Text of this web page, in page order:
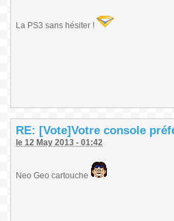
La PS3 sans hésiter !
RE: [Vote]Votre console
le 12 May 2013 - 01:42
Neo Geo cartouche